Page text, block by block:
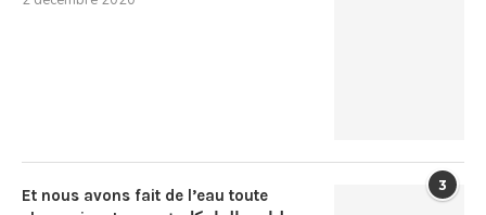
3
Et nous avons fait de l’eau toute